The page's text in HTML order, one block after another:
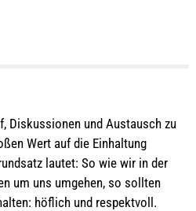
Diskussionen und Austausch zu
Wert auf die Einhaltung
lautet: So wie wir in der
um uns umgehen, so sollten
höflich und respektvoll.